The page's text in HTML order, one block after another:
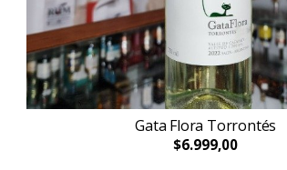
Gata Flora Torrontés
$6.999,00